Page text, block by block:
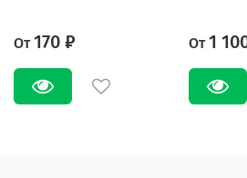
От 170 ₽ От 1